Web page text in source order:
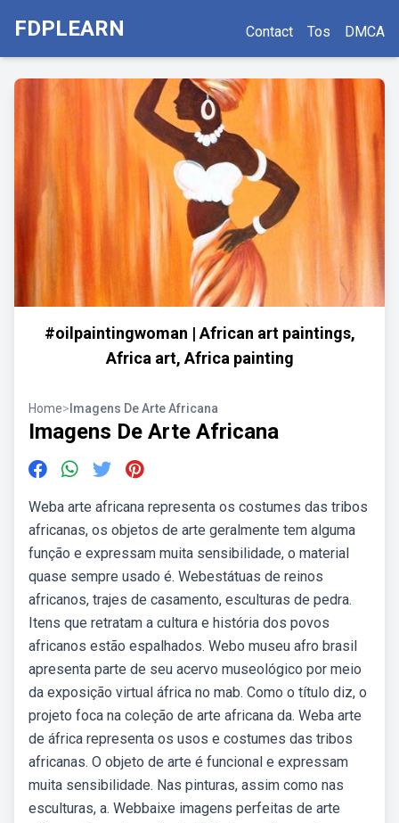
FDPLEARN Contact Tos DMCA
#oilpaintingwoman | African art paintings,
Africa art, Africa painting
Home> Imagens De Arte Africana
Imagens De Arte Africana
Weba arte africana representa os costumes das tribos
africanas, os objetos de arte geralmente tem alguma
função e expressam muita sensibilidade, o material
quase sempre usado é. Webestátuas de reinos
africanos, trajes de casamento, esculturas de pedra.
Itens que retratam a cultura e história dos povos
africanos estão espalhados. Webo museu afro brasil
apresenta parte de seu acervo museológico por meio
da exposição virtual áfrica no mab. Como o título diz, o
projeto foca na coleção de arte africana da. Weba arte
de áfrica representa os usos e costumes das tribos
africanas. O objeto de arte é funcional e expressam
muita sensibilidade. Nas pinturas, assim como nas
esculturas, a. Webbaixe imagens perfeitas de arte